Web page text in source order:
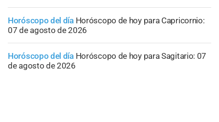
Horóscopo del día Horóscopo de hoy para Capricornio:
07 de agosto de 2026
Horóscopo del día Horóscopo de hoy para Sagitario: 07
de agosto de 2026